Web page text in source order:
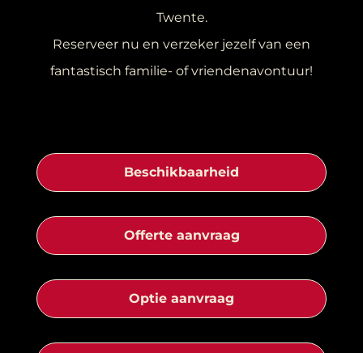
Twente.
Reserveer nu en verzeker jezelf van een
fantastisch familie- of vriendenavontuur!
Beschikbaarheid
Offerte aanvraag
Optie aanvraag